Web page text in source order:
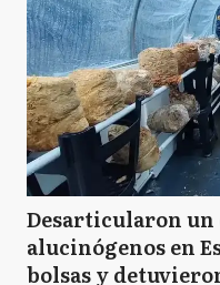
Desarticularon
alucinógenos en
bolsas y